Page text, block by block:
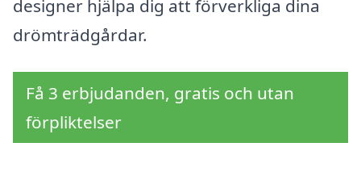
designer hjälpa dig att förverkliga dina
drömträdgårdar.
Få 3 erbjudanden, gratis och utan
förpliktelser